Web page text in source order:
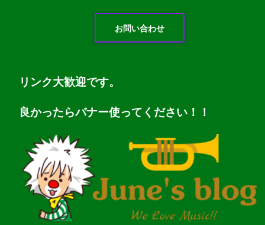
お問い合わせ
リンク大歓迎です。
良かったらバナー使ってください！！